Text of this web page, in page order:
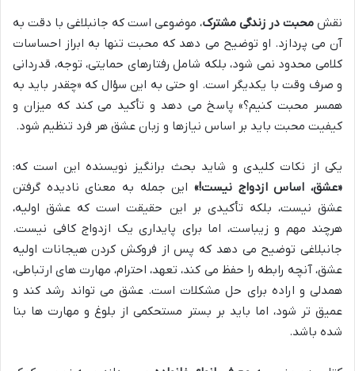
نقش محبت در زندگی مشترک، موضوعی است که جانبلاغی با دقت به
آن می پردازد. او توضیح می دهد که محبت تنها به ابراز احساسات
کلامی محدود نمی شود، بلکه شامل رفتارهای حمایتی، توجه، قدردانی
و صرف وقت با یکدیگر است. او حتی به این سؤال که «چقدر باید به
همسر محبت کنیم؟» پاسخ می دهد و تأکید می کند که میزان و
کیفیت محبت باید بر اساس نیازها و زبان عشق هر فرد تنظیم شود.
یکی از نکات کلیدی و شاید بحث برانگیز نویسنده این است که:
«عشق، اساس ازدواج نیست!» این جمله به معنای نادیده گرفتن
عشق نیست، بلکه تأکیدی بر این حقیقت است که عشق اولیه،
هرچند مهم و زیباست، اما برای پایداری یک ازدواج کافی نیست.
جانبلاغی توضیح می دهد که پس از فروکش کردن هیجانات اولیه
عشق، آنچه رابطه را حفظ می کند، تعهد، احترام، مهارت های ارتباطی،
همدلی و اراده برای حل مشکلات است. عشق می تواند رشد کند و
عمیق تر شود، اما باید بر بستر مستحکمی از بلوغ و مهارت ها بنا
شده باشد.